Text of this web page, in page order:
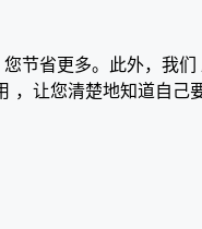
节省更多。此外，我们
，让您清楚地知道自己